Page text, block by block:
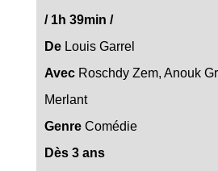
/1h 39min /
DeLouis Garrel
AvecRoschdy Zem, Anouk
Merlant
GenreComédie
Dès 3 ans